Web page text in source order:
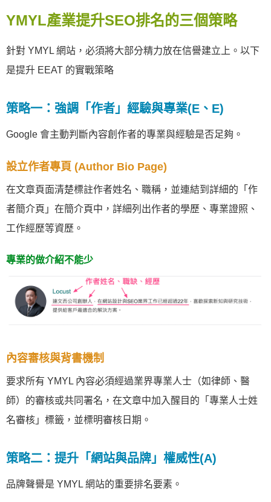
YMYL產業提升SEO排名的三個策略
針對 YMYL 網站，必須將大部分精力放在信譽建立上。以下
是提升 EEAT 的實戰策略
策略一：強調「作者」經驗與專業(E、E)
Google 會主動判斷內容創作者的專業與經驗是否足夠。
設立作者專頁 (Author Bio Page)
在文章頁面清楚標註作者姓名、職稱，並連結到詳細的「作
者簡介頁」在簡介頁中，詳細列出作者的學歷、專業證照、
工作經歷等資歷。
專業的做介紹不能少
內容審核與背書機制
要求所有 YMYL 內容必須經過業界專業人士（如律師、醫
師）的審核或共同署名，在文章中加入醒目的「專業人士姓
名審核」標籤，並標明審核日期。
策略二：提升「網站與品牌」權威性(A)
品牌聲譽是 YMYL 網站的重要排名要素。